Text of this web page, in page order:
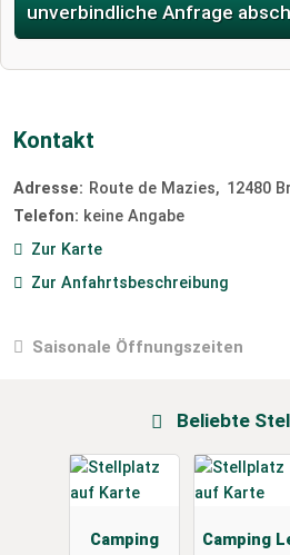
unverbindliche Anfrage
Kontakt
Adresse: Route de Mazies 12480
Telefon: keine Angabe
Zur Karte
Zur Anfahrtsbeschreibung
Saisonale Öffnungszeiten
Beliebte
Camping
Camping